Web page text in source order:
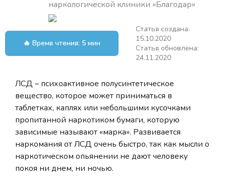
наркологической клиники «Благодар»
🔥 Время чтения: 5 мин
Статья создана:
15.10.2020
Статья обновлена:
24.11.2020
ЛСД – психоактивное полусинтетическое
вещество, которое может приниматься в
таблетках, каплях или небольшими кусочками
пропитанной наркотиком бумаги, которую
зависимые называют «марка». Развивается
наркомания от ЛСД очень быстро, так как мысли о
наркотическом опьянении не дают человеку
покоя ни днем, ни ночью.